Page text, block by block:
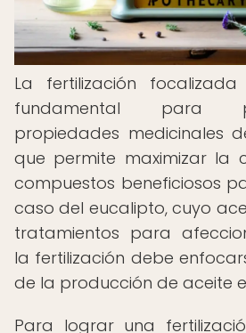
La fertilización
fundamental para
propiedades medicinales
que permite maximizar la
compuestos beneficiosos
caso del eucalipto, cuyo
tratamientos para
la fertilización debe
de la producción de aceite
Para lograr una